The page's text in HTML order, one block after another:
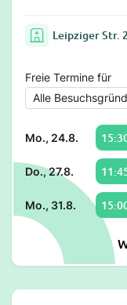
Leipziger Str.
Freie Termine für
Mo., 24.8.
Do., 27.8.
Mo., 31.8.